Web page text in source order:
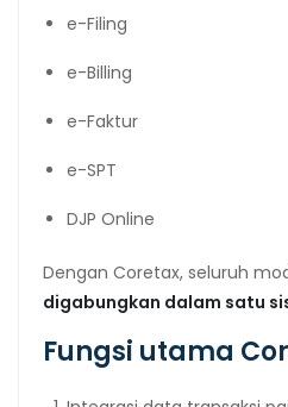
e-Filing
e-Billing
e-Faktur
e-SPT
DJP Online
Dengan Coretax, seluruh
digabungkan dalam satu
Fungsi utama